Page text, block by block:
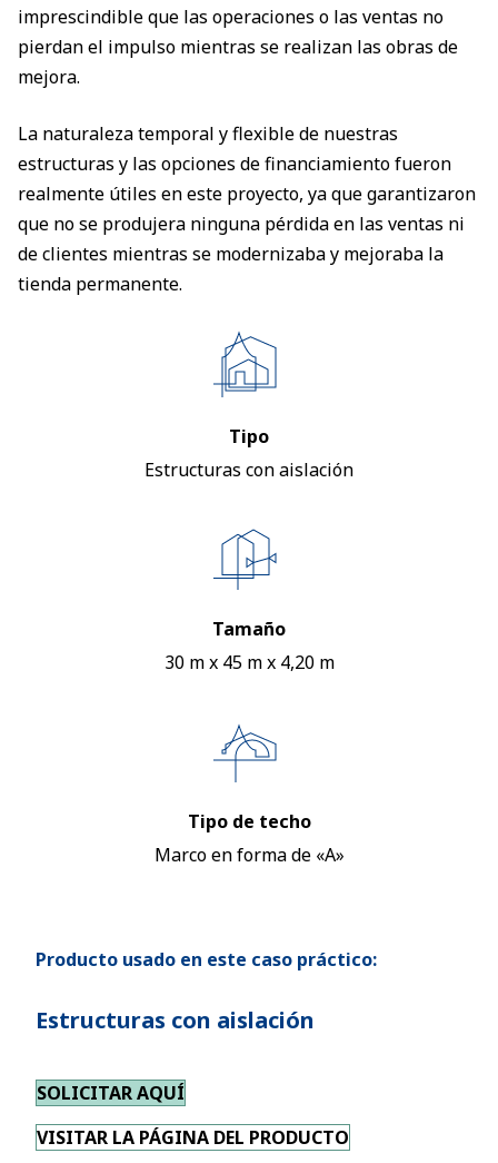
imprescindible que las operaciones o las ventas no
pierdan el impulso mientras se realizan las obras de
mejora.
La naturaleza temporal y flexible de nuestras
estructuras y las opciones de financiamiento fueron
realmente útiles en este proyecto, ya que garantizaron
que no se produjera ninguna pérdida en las ventas ni
de clientes mientras se modernizaba y mejoraba la
tienda permanente.
Tipo
Estructuras con aislación
Tamaño
30 m x 45 m x 4,20 m
Tipo de techo
Marco en forma de «A»
Producto usado en este caso práctico:
Estructuras con aislación
SOLICITAR AQUÍ
VISITAR LA PÁGINA DEL PRODUCTO